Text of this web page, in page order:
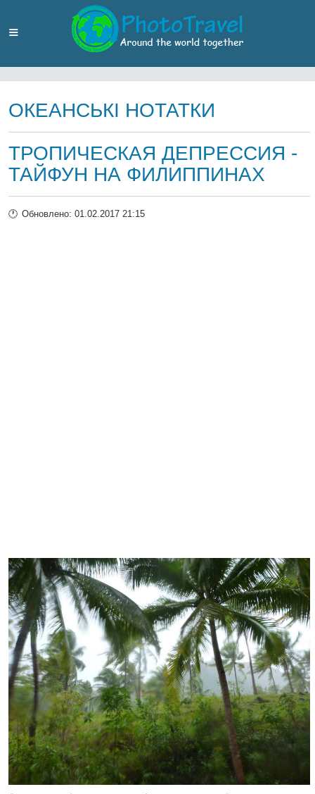
ОКЕАНСЬКІ НОТАТКИ
ТРОПИЧЕСКАЯ ДЕПРЕССИЯ -
ТАЙФУН НА ФИЛИППИНАХ
Обновлено: 01.02.2017 21:15